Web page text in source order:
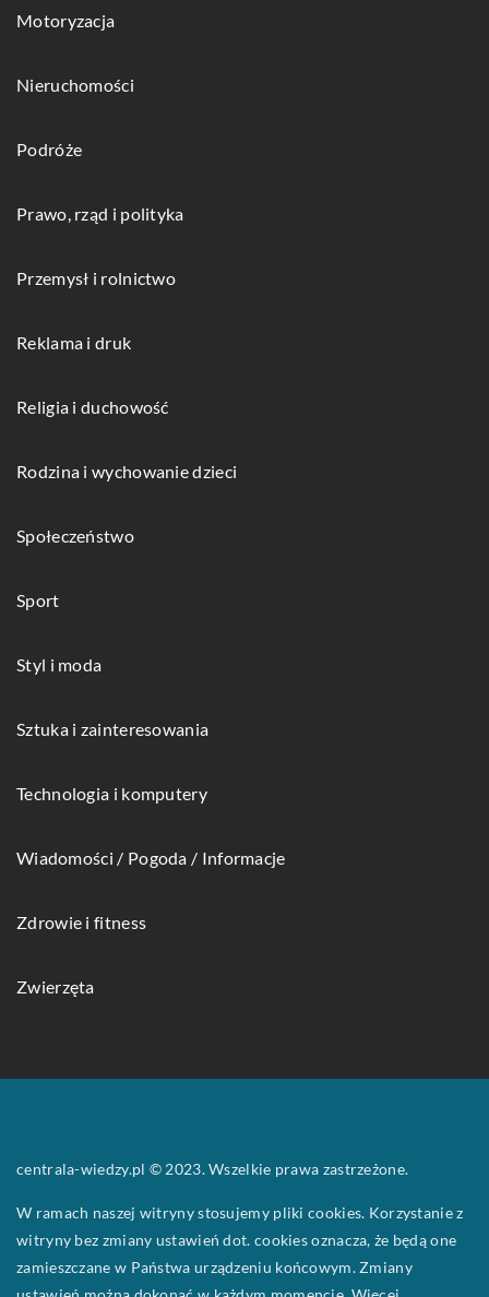
Motoryzacja
Nieruchomości
Podróże
Prawo, rząd i polityka
Przemysł i rolnictwo
Reklama i druk
Religia i duchowość
Rodzina i wychowanie dzieci
Społeczeństwo
Sport
Styl i moda
Sztuka i zainteresowania
Technologia i komputery
Wiadomości / Pogoda / Informacje
Zdrowie i fitness
Zwierzęta
centrala-wiedzy.pl © 2023. Wszelkie prawa zastrzeżone.
W ramach naszej witryny stosujemy pliki cookies. Korzystanie z
witryny bez zmiany ustawień dot. cookies oznacza, że będą one
zamieszczane w Państwa urządzeniu końcowym. Zmiany